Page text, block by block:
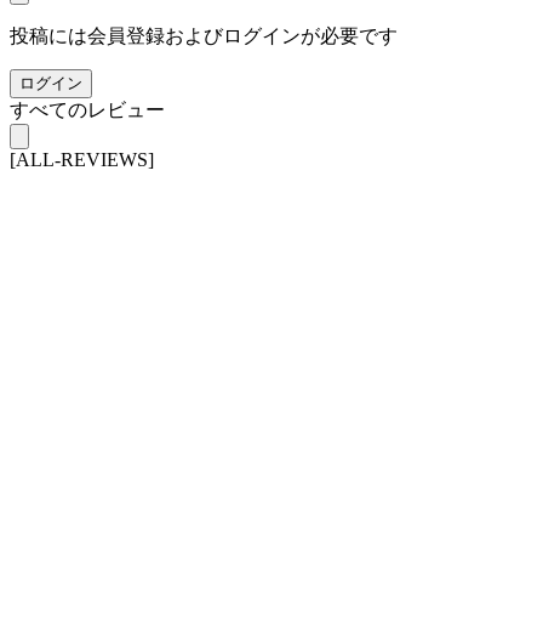
投稿には会員登録およびログインが必要です
ログイン
すべてのレビュー
[ALL-REVIEWS]